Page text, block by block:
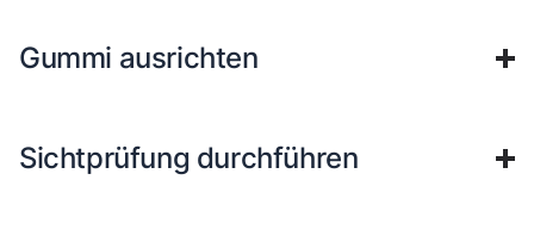
Gummi ausrichten
Sichtprüfung durchführen